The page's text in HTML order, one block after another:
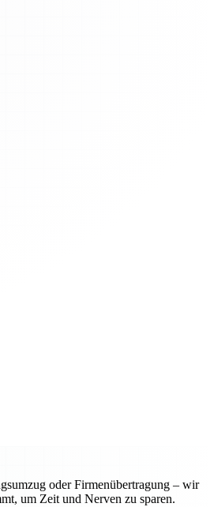
oder Firmenübertragung – wir
um Zeit und Nerven zu sparen.